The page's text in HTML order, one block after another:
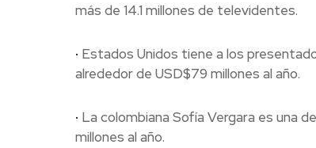
más de 14.1 millones de televidentes.
· Estados Unidos tiene a los
alrededor de USD$79 millones al año.
· La colombiana Sofía Vergara es una
millones al año.